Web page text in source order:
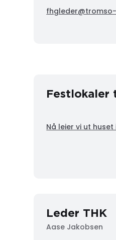
Festlokaler
Nå leier vi ut huset
Leder THK
Aase Jakobsen